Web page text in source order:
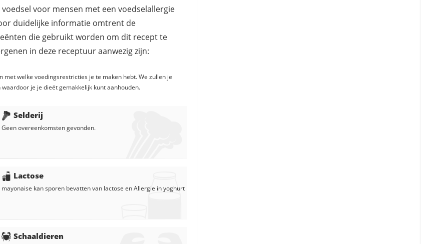
voor mensen met een voedselallergie
duidelijke informatie omtrent de
die gebruikt worden om dit recept te
in deze receptuur aanwezig zijn:
welke voedingsrestricties je te maken hebt. We zullen je
je je dieët gemakkelijk kunt aanhouden.
Selderij
Geen overeenkomsten gevonden.
Lactose
mayonaise kan sporen bevatten van lactose enAllergie inyoghurt
Schaaldieren